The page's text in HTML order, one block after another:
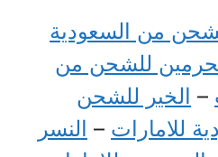
من السعودية
للشحن من
– الخير للشحن
للامارات – النسر